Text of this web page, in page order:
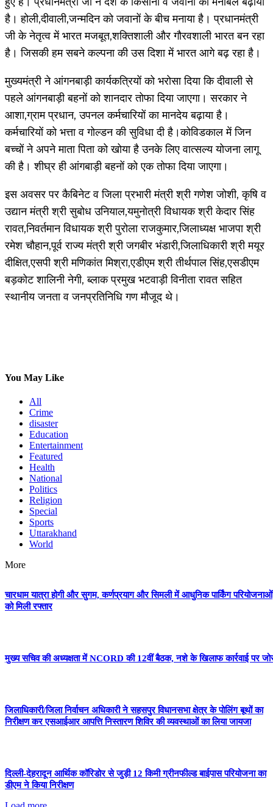
है। होली,दीवाली,जन्मदिन को जवानों के बीच मनाया है। प्रधानमंत्री
जी के नेतृत्व में भारत मजबूत,शक्तिशाली और गौरवशाली भारत बन रहा
है। जिसकी हम सबने कल्पना की उस दिशा में भारत आगे बढ़ रहा है।
मुख्यमंत्री ने आंगनबाड़ी कार्यकत्रियों को भरोसा दिया कि दीवाली से
पहले आंगनबाड़ी बहनों को शानदार तोफा दिया जाएगा। सरकार ने
आशा,ग्राम प्रधान, उपनल कर्मचारियों का मानदेय बढ़ाया है।
कर्मचारियों को भत्ता व गोल्डन की सुविधा दी है।कोविडकाल में जिन
बच्चों ने अपने माता पिता को खोया है उनके लिए वात्सल्य योजना लागू
की है। शीघ्र ही आंगबाड़ी बहनों को एक तोफा दिया जाएगा।
इस अवसर पर कैबिनेट व जिला प्रभारी मंत्री श्री गणेश जोशी, कृषि व
उद्यान मंत्री श्री सुबोध उनियाल,यमुनोत्री विधायक श्री केदार सिंह
रावत,निवर्तमान विधायक श्री पुरोला राजकुमार,जिलाध्यक्ष भाजपा श्री
रमेश चौहान,पूर्व राज्य मंत्री श्री जगबीर भंडारी,जिलाधिकारी श्री मयूर
दीक्षित,एसपी श्री मणिकांत मिश्रा,एडीएम श्री तीर्थपाल सिंह,एसडीएम
बड़कोट शालिनी नेगी, ब्लाक प्रमुख भटवाड़ी विनीता रावत सहित
स्थानीय जनता व जनप्रतिनिधि गण मौजूद थे।
You May Like
All
Crime
disaster
Education
Entertainment
Featured
Health
National
Politics
Religion
Special
Sports
Uttarakhand
World
More
चारधाम यात्रा होगी और सुगम, कर्णप्रयाग और सिमली में आधुनिक पार्किंग परियोजनाओं
को मिली रफ्तार
मुख्य सचिव की अध्यक्षता में NCORD की 12वीं बैठक, नशे के खिलाफ कार्रवाई पर
जिलाधिकारी/जिला निर्वाचन अधिकारी ने सहसपुर विधानसभा क्षेत्र के पोलिंग बूथों का
निरीक्षण कर एसआईआर आपत्ति निस्तारण शिविर की व्यवस्थाओं का लिया जायजा
दिल्ली-देहरादून आर्थिक कॉरिडोर से जुड़ी 12 किमी ग्रीनफील्ड बाईपास परियोजना का
डीएम ने किया निरीक्षण